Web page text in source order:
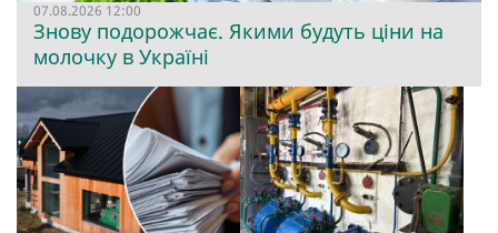
07.08.2026 12:00
Знову подорожчає. Якими будуть ціни на
молочку в Україні